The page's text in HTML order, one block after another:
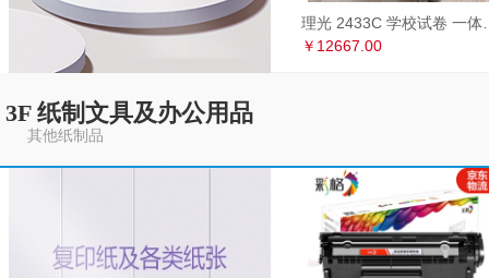
￥12667.00
3F 纸制文具及办公用品
其他纸制品